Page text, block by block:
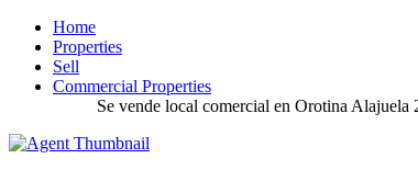
Home
Properties
Sell
Commercial Properties
Se vende local comercial en Orotina